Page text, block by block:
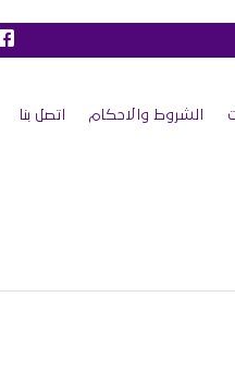
الشروط والاحكام اتصل بنا